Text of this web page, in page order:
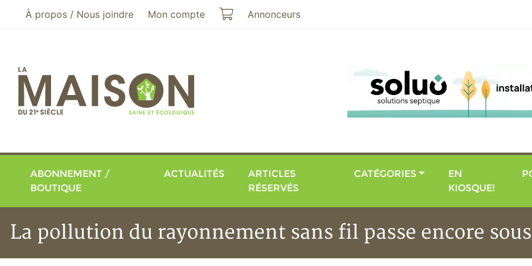
Aller au menu principal
Aller au contenu principal
À propos / Nous joindre Mon compte Mon panier
Annonceurs
ABONNEMENT /
BOUTIQUE
ACTUALITÉS
ARTICLES
RÉSERVÉS
CATÉGORIES
EN
KIOSQUE!
La pollution du rayonnement sans fil passe encore